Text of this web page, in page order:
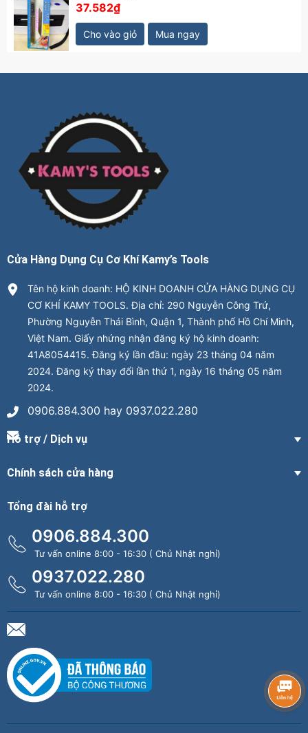
37.582₫
Cho vào giỏ Mua ngay
Cửa Hàng Dụng Cụ Cơ Khí Kamy’s Tools
Tên hộ kinh doanh: HỘ KINH DOANH CỬA HÀNG DỤNG CỤ
CƠ KHÍ KAMY TOOLS. Địa chỉ: 290 Nguyễn Công Trứ,
Phường Nguyễn Thái Bình, Quận 1, Thành phố Hồ Chí Minh,
Việt Nam. Giấy nhứng nhận đăng ký hộ kinh doanh:
41A8054415. Đăng ký lần đầu: ngày 23 tháng 04 năm
2024. Đăng ký thay đổi lần thứ 1, ngày 16 tháng 05 năm
2024.
0906.884.300 hay 0937.022.280
Hỗ trợ / Dịch vụ
Chính sách cửa hàng
Tổng đài hỗ trợ
0906.884.300
Tư vấn online 8:00 - 16:30 ( Chủ Nhật nghỉ)
0937.022.280
Tư vấn online 8:00 - 16:30 ( Chủ Nhật nghỉ)